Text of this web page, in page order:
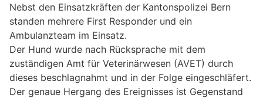
Nebst den Einsatzkräften der Kantonspolizei Bern
standen mehrere First Responder und ein
Ambulanzteam im Einsatz.
Der Hund wurde nach Rücksprache mit dem
zuständigen Amt für Veterinärwesen (AVET) durch
dieses beschlagnahmt und in der Folge eingeschläfert.
Der genaue Hergang des Ereignisses ist Gegenstand